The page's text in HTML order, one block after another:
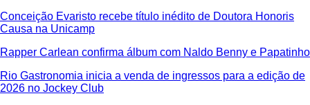
Conceição Evaristo recebe título inédito de Doutora Honoris
Causa na Unicamp
Rapper Carlean confirma álbum com Naldo Benny e Papatinho
Rio Gastronomia inicia a venda de ingressos para a edição de
2026 no Jockey Club